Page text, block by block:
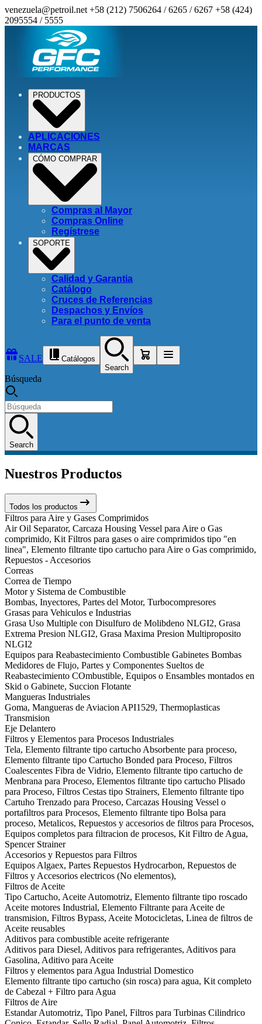
venezuela@petroil.net +58 (212) 7506264 / 6265 / 6267 +58 (424)
2095554 / 5555
PRODUCTOS
APLICACIONES
MARCAS
CÓMO COMPRAR
Compras al Mayor
Compras Online
Regístrese
SOPORTE
Calidad y Garantia
Catálogo
Cruces de Referencias
Despachos y Envíos
Para el punto de venta
SALE
Catálogos
Search
Búsqueda
Search
Nuestros Productos
Todos los productos
Filtros para Aire y Gases Comprimidos
Air Oil Separator, Carcaza Housing Vessel para Aire o Gas
comprimido, Kit Filtros para gases o aire comprimidos tipo "en
linea", Elemento filtrante tipo cartucho para Aire o Gas comprimido,
Repuestos - Accesorios
Correas
Correa de Tiempo
Motor y Sistema de Combustible
Bombas, Inyectores, Partes del Motor, Turbocompresores
Grasas para Vehiculos e Industrias
Grasa Uso Multiple con Disulfuro de Molibdeno NLGI2, Grasa
Extrema Presion NLGI2, Grasa Maxima Presion Multiproposito
NLGI2
Equipos para Reabastecimiento Combustible Gabinetes Bombas
Medidores de Flujo, Partes y Componentes Sueltos de
Reabastecimiento COmbustible, Equipos o Ensambles montados en
Skid o Gabinete, Succion Flotante
Mangueras Industriales
Goma, Mangueras de Aviacion API1529, Thermoplasticas
Transmision
Eje Delantero
Filtros y Elementos para Procesos Industriales
Tela, Elemento filtrante tipo cartucho Absorbente para proceso,
Elemento filtrante tipo Cartucho Bonded para Proceso, Filtros
Coalescentes Fibra de Vidrio, Elemento filtrante tipo cartucho de
Menbrana para Proceso, Elementos filtrante tipo cartucho Plisado
para Proceso, Filtros Cestas tipo Strainers, Elemento filtrante tipo
Cartuho Trenzado para Proceso, Carcazas Housing Vessel o
portafiltros para Procesos, Elemento filtrante tipo Bolsa para
proceso, Metalicos, Repuestos y accesorios de filtros para Procesos,
Equipos completos para filtracion de procesos, Kit Filtro de Agua,
Spencer Strainer
Accesorios y Repuestos para Filtros
Equipos Algaex, Partes Repuestos Hydrocarbon, Repuestos de
Filtros y Accesorios electricos (No elementos),
Filtros de Aceite
Tipo Cartucho, Aceite Automotriz, Elemento filtrante tipo roscado
Aceite motores Industrial, Elemento Filtrante para Aceite de
transmision, Filtros Bypass, Aceite Motocicletas, Linea de filtros de
Aceite reusables
Aditivos para combustible aceite refrigerante
Aditivos para Diesel, Aditivos para refrigerantes, Aditivos para
Gasolina, Aditivo para Aceite
Filtros y elementos para Agua Industrial Domestico
Elemento filtrante tipo cartucho (sin rosca) para agua, Kit completo
de Cabezal + Filtro para Agua
Filtros de Aire
Estandar Automotriz, Tipo Panel, Filtros para Turbinas Cilindrico